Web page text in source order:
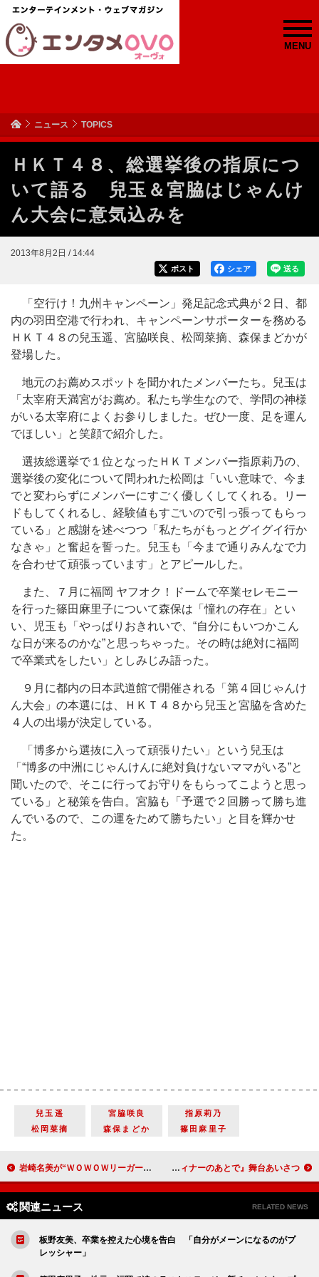
MENU
ニュース TOPICS
ＨＫＴ４８、総選挙後の指原につ
いて語る 兒玉＆宮脇はじゃんけ
ん大会に意気込みを
2013年8月2日 / 14:44
送る
シェア
ポスト
「空行け！九州キャンペーン」発足記念式典が２日、都
内の羽田空港で行われ、キャンペーンサポーターを務める
ＨＫＴ４８の兒玉遥、宮脇咲良、松岡菜摘、森保まどかが
登場した。
地元のお薦めスポットを聞かれたメンバーたち。兒玉は
「太宰府天満宮がお薦め。私たち学生なので、学問の神様
がいる太宰府によくお参りしました。ぜひ一度、足を運ん
でほしい」と笑顔で紹介した。
選抜総選挙で１位となったＨＫＴメンバー指原莉乃の、
選挙後の変化について問われた松岡は「いい意味で、今ま
でと変わらずにメンバーにすごく優しくしてくれる。リー
ドもしてくれるし、経験値もすごいので引っ張ってもらっ
ている」と感謝を述べつつ「私たちがもっとグイグイ行か
なきゃ」と奮起を誓った。兒玉も「今まで通りみんなで力
を合わせて頑張っています」とアピールした。
また、７月に福岡 ヤフオク！ドームで卒業セレモニー
を行った篠田麻里子について森保は「憧れの存在」とい
い、児玉も「やっぱりおきれいで、“自分にもいつかこん
な日が来るのかな”と思っちゃった。その時は絶対に福岡
で卒業式をしたい」としみじみ語った。
９月に都内の日本武道館で開催される「第４回じゃんけ
ん大会」の本選には、ＨＫＴ４８から兒玉と宮脇を含めた
４人の出場が決定している。
「博多から選抜に入って頑張りたい」という兒玉は
「“博多の中洲にじゃんけんに絶対負けないママがいる”と
聞いたので、そこに行ってお守りをもらってこようと思っ
ている」と秘策を告白。宮脇も「予選で２回勝って勝ち進
んでいるので、この運をためて勝ちたい」と目を輝かせ
た。
兒玉遥 宮脇咲良
指原莉乃
松岡菜摘
森保まどか 篠田麻里子
岩崎名美が“ＷＯＷＯＷリーガール”に就任 「ネイマール選手が好き！」 櫻井翔と北川景子がヘリコプターで登場！？ 『謎解きはディナーのあとで』舞台あいさつ
関連ニュース RELATED NEWS
板野友美、卒業を控えた心境を告白 「自分がメーンになるのがプ
レッシャー」